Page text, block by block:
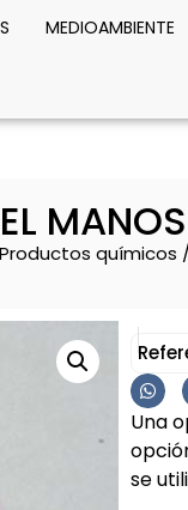
MEDIOAMBIENTE
químicos /
Una
se